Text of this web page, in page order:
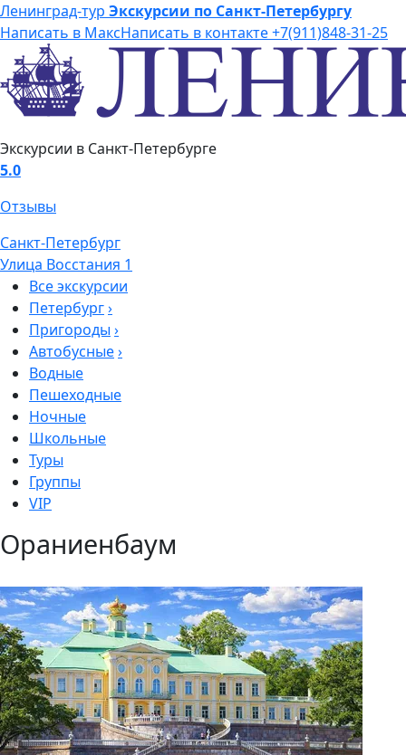
Ленинград-тур Экскурсии по Санкт-Петербургу
Написать в МаксНаписать в контакте+7(911)848-31-25
Экскурсии в Санкт-Петербурге
5.0
Отзывы
Санкт-Петербург
Улица Восстания 1
Все экскурсии
Петербург›
Пригороды ›
Автобусные›
Водные
Пешеходные
Ночные
Школьные
Туры
Группы
VIP
Ораниенбаум